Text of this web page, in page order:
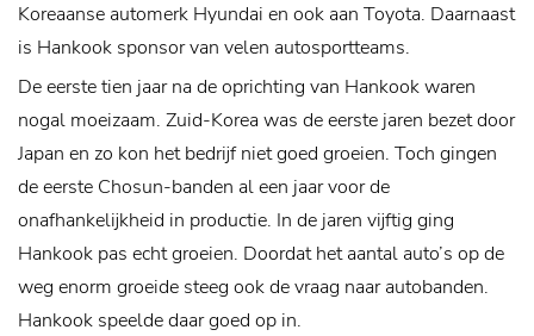
Koreaanse automerk Hyundai en ook aan Toyota. Daarnaast
is Hankook sponsor van velen autosportteams.
De eerste tien jaar na de oprichting van Hankook waren
nogal moeizaam. Zuid-Korea was de eerste jaren bezet door
Japan en zo kon het bedrijf niet goed groeien. Toch gingen
de eerste Chosun-banden al een jaar voor de
onafhankelijkheid in productie. In de jaren vijftig ging
Hankook pas echt groeien. Doordat het aantal auto’s op de
weg enorm groeide steeg ook de vraag naar autobanden.
Hankook speelde daar goed op in.